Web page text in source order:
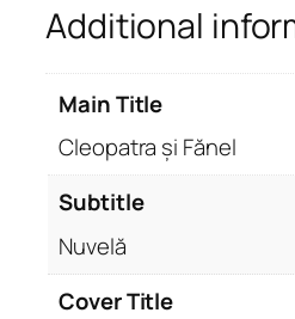
F
ă
n
.
Additional
Main Title
Cleopatra și Fănel
Subtitle
Nuvelă
Cover Title